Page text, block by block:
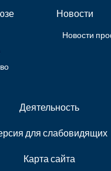
Новости
Новости
Деятельность
для слабовидящих
Карта сайта